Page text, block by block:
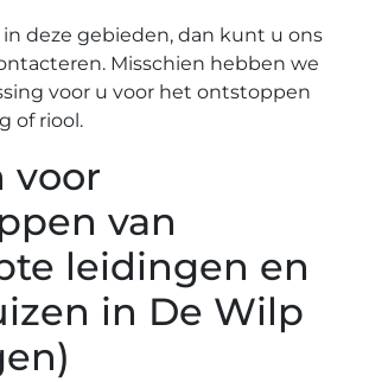
deze gebieden, dan kunt u ons
Misschien hebben we
voor u voor het ontstoppen
of riool.
voor
van
leidingen en
in De Wilp